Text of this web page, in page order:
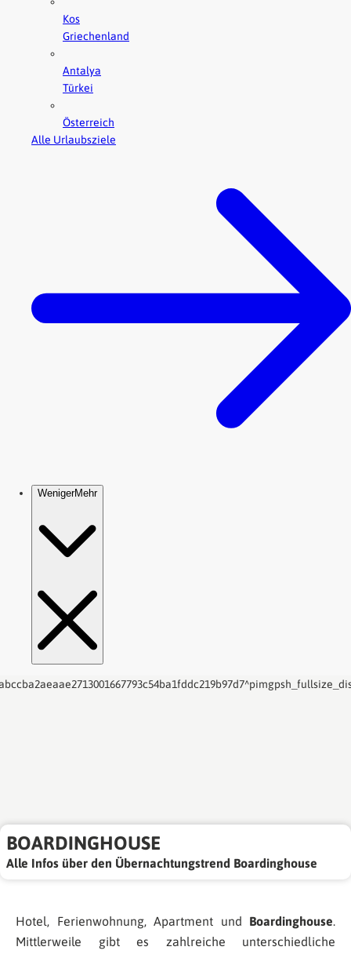
BOARDINGHOUSE
Alle Infos über den Übernachtungstrend Boardinghouse
Hotel, Ferienwohnung, Apartment und Boardinghouse.
Mittlerweile gibt es zahlreiche unterschiedliche